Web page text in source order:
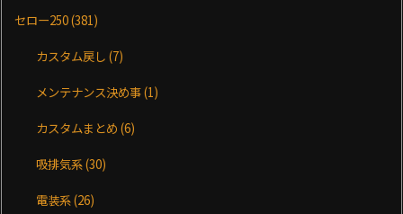
セロー250(381)
カスタム戻し(7)
メンテナンス決め事(1)
カスタムまとめ(6)
吸排気系(30)
電装系(26)